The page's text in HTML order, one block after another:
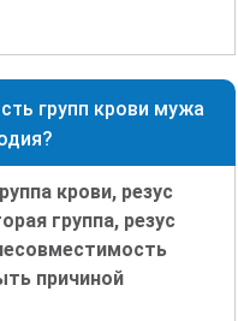
групп крови мужа
крови, резус
группа, резус
причиной